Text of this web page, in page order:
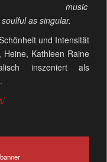
music
as singular.
und Intensität
Heine, Kathleen Raine
inszeniert als